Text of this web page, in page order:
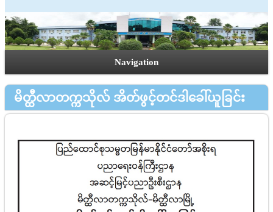
Navigation
မိတ္ထီလာတက္ကသိုလ် အိတ်ဖွင့်တင်ဒါခေါ်ယူခြင်း